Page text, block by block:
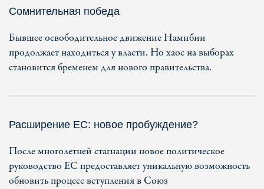
Сомнительная победа
Бывшее освободительное движение Намибии
продолжает находиться у власти. Но хаос на выборах
становится бременем для нового правительства.
Расширение ЕС: новое пробуждение?
После многолетней стагнации новое политическое
руководство ЕС предоставляет уникальную возможность
обновить процесс вступления в Союз